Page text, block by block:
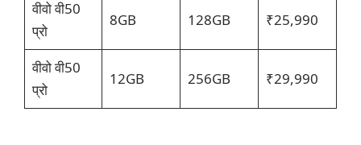
वीवो वी50
प्रो
8GB 128GB ₹25,990
वीवो वी50
प्रो
12GB 256GB ₹29,990